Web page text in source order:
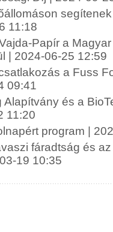
11:18
Papír a
| 2024-06-25 12:59
a Fuss
09:41
Alapítvány és a
11:20
program |
fáradtság és
19 10:35